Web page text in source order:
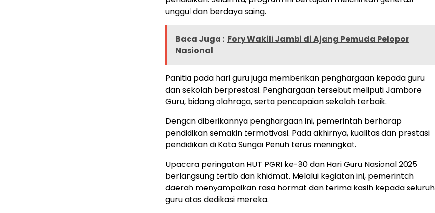
unggul dan berdaya saing.
Baca Juga : Fory Wakili Jambi di Ajang Pemuda Pelopor
Nasional
Panitia pada hari guru juga memberikan penghargaan kepada guru
dan sekolah berprestasi. Penghargaan tersebut meliputi Jambore
Guru, bidang olahraga, serta pencapaian sekolah terbaik.
Dengan diberikannya penghargaan ini, pemerintah berharap
pendidikan semakin termotivasi. Pada akhirnya, kualitas dan prestasi
pendidikan di Kota Sungai Penuh terus meningkat.
Upacara peringatan HUT PGRI ke-80 dan Hari Guru Nasional 2025
berlangsung tertib dan khidmat. Melalui kegiatan ini, pemerintah
daerah menyampaikan rasa hormat dan terima kasih kepada seluruh
guru atas dedikasi mereka.